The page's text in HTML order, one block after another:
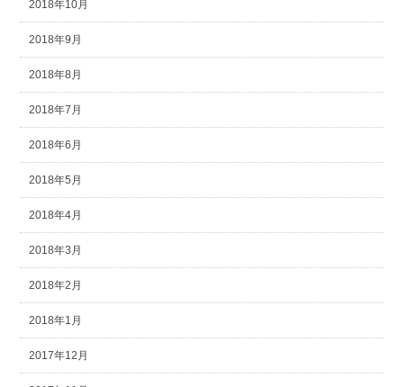
2018年10月
2018年9月
2018年8月
2018年7月
2018年6月
2018年5月
2018年4月
2018年3月
2018年2月
2018年1月
2017年12月